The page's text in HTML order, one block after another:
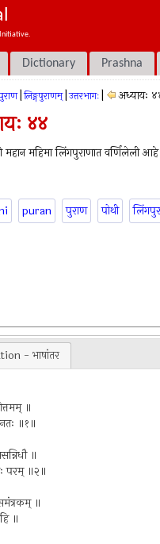
Initiative.
Dictionary Prashna
लिङ्गपुराणम् उत्तरभागः अध्यायः
४४
महान महिमा लिंगपुराणात
puran पुराण पोथी
- भाषांतर
॥
॥१॥
॥
परम् ॥२॥
॥
॥